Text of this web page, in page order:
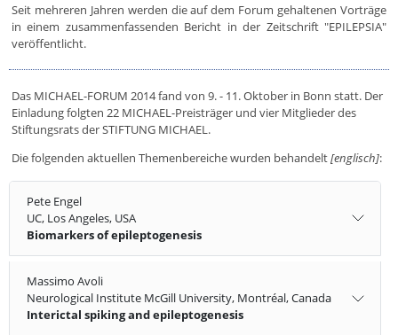
Seit mehreren Jahren werden die auf dem Forum gehaltenen Vorträge
in einem zusammenfassenden Bericht in der Zeitschrift "EPILEPSIA"
veröffentlicht.
Das MICHAEL-FORUM 2014 fand von 9. - 11. Oktober in Bonn statt. Der
Einladung folgten 22 MICHAEL-Preisträger und vier Mitglieder des
Stiftungsrats der STIFTUNG MICHAEL.
Die folgenden aktuellen Themenbereiche wurden behandelt[englisch]:
Pete Engel
UC, Los Angeles, USA
Biomarkers of epileptogenesis
Massimo Avoli
Neurological Institute McGill University, Montréal, Canada
Interictal spiking and epileptogenesis